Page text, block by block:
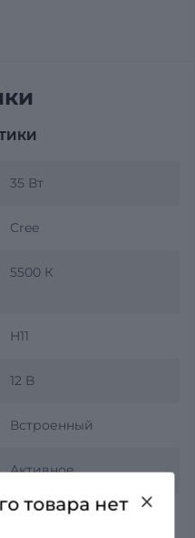
35 Вт
Cree
5500 К
H11
12 В
Встроенный
Активное
Рефлекторная;
товара нет